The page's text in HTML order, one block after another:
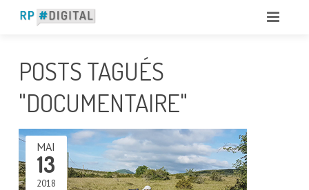
POSTS TAGUÉS
"DOCUMENTAIRE"
MAI
13
2018